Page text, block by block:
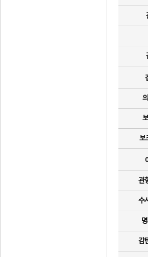
보
관
수
감